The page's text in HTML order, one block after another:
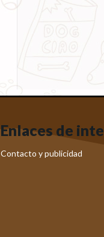
Enlaces de
Contacto y publicidad